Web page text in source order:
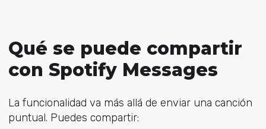
Qué se puede compartir
con Spotify Messages
La funcionalidad va más allá de enviar una canción
puntual. Puedes compartir: